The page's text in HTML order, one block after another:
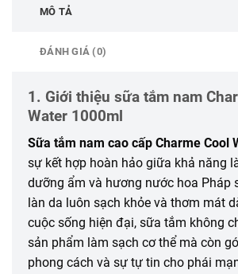
MÔ TẢ
ĐÁNH GIÁ (0)
1. Giới thiệu sữa tắm nam
Water 1000ml
Sữa tắm nam cao cấp Charme Cool
sự kết hợp hoàn hảo giữa khả năng
dưỡng ẩm và hương nước hoa Pháp
làn da luôn sạch khỏe và thơm mát
cuộc sống hiện đại, sữa tắm không
sản phẩm làm sạch cơ thể mà còn
phong cách và sự tự tin cho phái